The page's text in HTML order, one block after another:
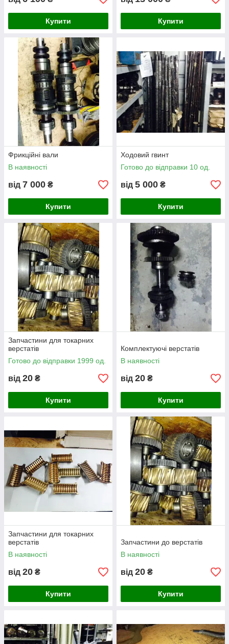
Купити Купити
Фрикційні вали
В наявності
від 7 000 ₴
Купити
Ходовий гвинт
Готово до відправки 10 од.
від 5 000 ₴
Купити
Запчастини для токарних
верстатів
Готово до відправки 1999 од.
від 20 ₴
Купити
Комплектуючі верстатів
В наявності
від 20 ₴
Купити
Запчастини для токарних
верстатів
В наявності
від 20 ₴
Купити
Запчастини до верстатів
В наявності
від 20 ₴
Купити